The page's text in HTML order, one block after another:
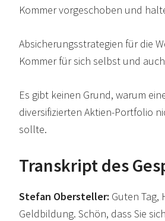
Kommer vorgeschoben und
Absicherungsstrategien für die
Kommer für sich selbst und
Es gibt keinen Grund, warum
diversifizierten Aktien-Portfolio
sollte.
Transkript des
Stefan Obersteller: Guten Tag,
Geldbildung. Schön, dass Sie